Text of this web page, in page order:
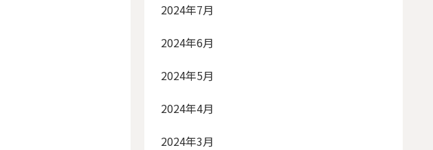
2024年7月
2024年6月
2024年5月
2024年4月
2024年3月